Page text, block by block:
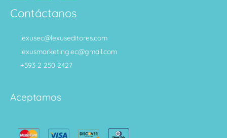
Contáctanos
lexusec@lexuseditores.com
lexusmarketing.ec@gmail.com
+593 2 250 2427
Aceptamos